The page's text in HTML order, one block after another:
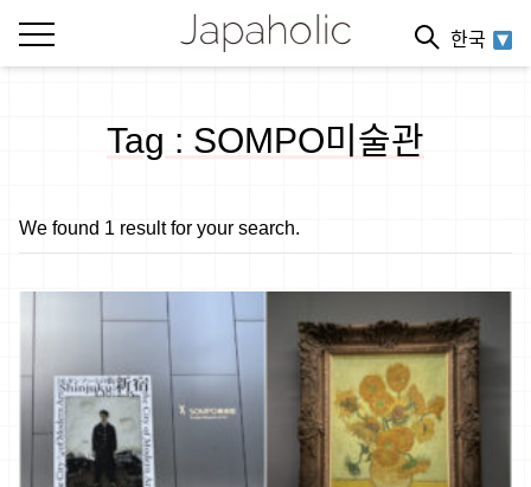
한국
Tag : SOMPO미술관
We found 1 result for your search.